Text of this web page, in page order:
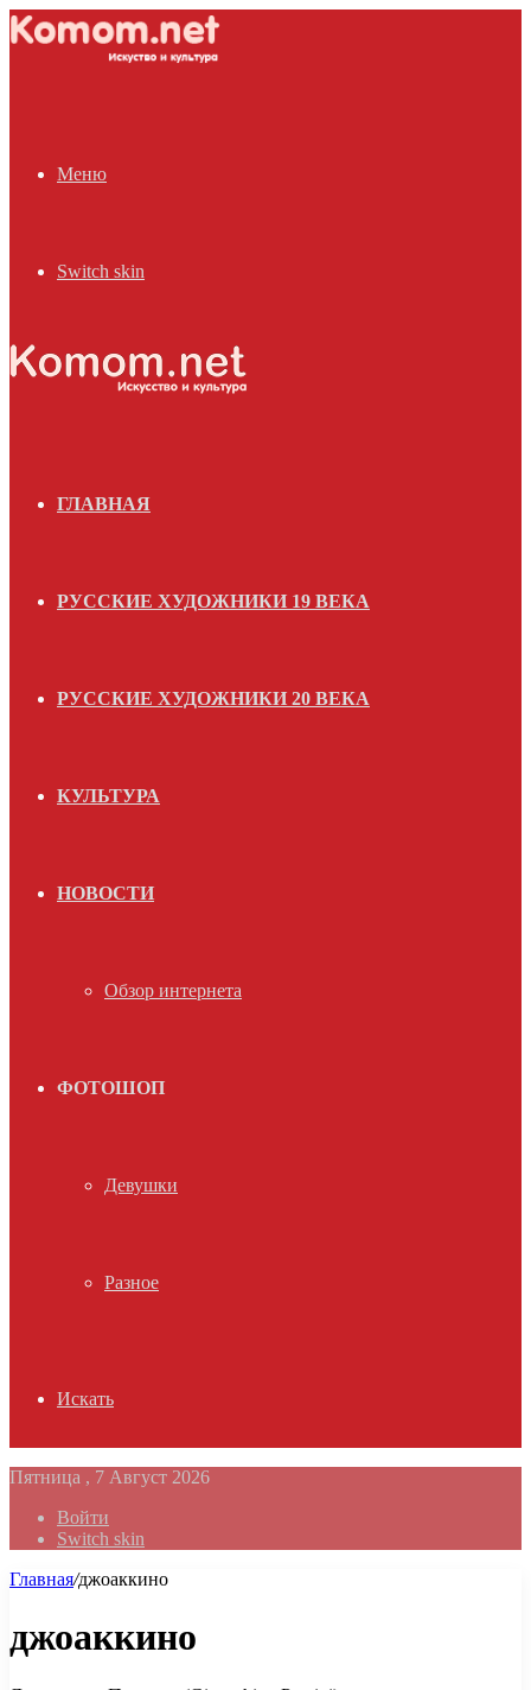
Меню
Switch skin
ГЛАВНАЯ
РУССКИЕ ХУДОЖНИКИ 19 ВЕКА
РУССКИЕ ХУДОЖНИКИ 20 ВЕКА
КУЛЬТУРА
НОВОСТИ
Обзор интернета
ФОТОШОП
Девушки
Разное
Искать
Пятница , 7 Август 2026
Войти
Switch skin
Главная/джоаккино
джоаккино